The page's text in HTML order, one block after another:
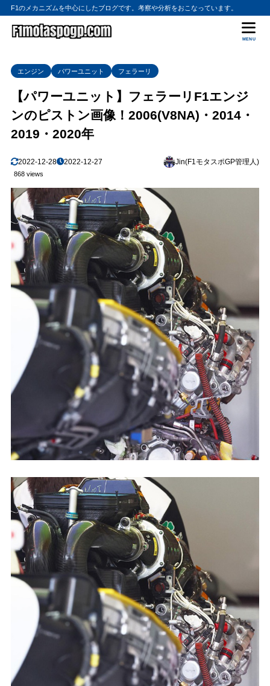
F1のメカニズムを中心にしたブログです。考察や分析をおこなっています。
MENU
エンジン パワーユニット フェラーリ
【パワーユニット】フェラーリF1エンジ
ンのピストン画像！2006(V8NA)・2014・
2019・2020年
2022-12-28 2022-12-27 Jin(F1モタスポGP管理人)
868 views